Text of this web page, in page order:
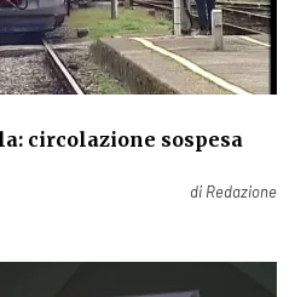
circolazione sospesa
di Redazione